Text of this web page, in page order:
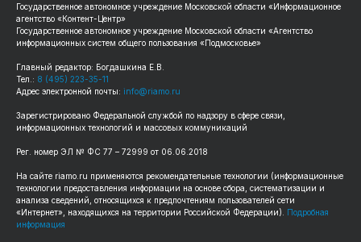
Государственное автономное учреждение Московской области «Информационное
агентство «Контент-Центр»
Государственное автономное учреждение Московской области «Агентство
информационных систем общего пользования «Подмосковье»
Главный редактор: Богдашкина Е.В.
Тел.: 8 (495) 223-35-11
Адрес электронной почты: info@riamo.ru
Зарегистрировано Федеральной службой по надзору в сфере связи,
информационных технологий и массовых коммуникаций
Рег. номер ЭЛ № ФС 77 – 72999 от 06.06.2018
На сайте riamo.ru применяются рекомендательные технологии (информационные
технологии предоставления информации на основе сбора, систематизации и
анализа сведений, относящихся к предпочтениям пользователей сети
«Интернет», находящихся на территории Российской Федерации). Подробная
информация